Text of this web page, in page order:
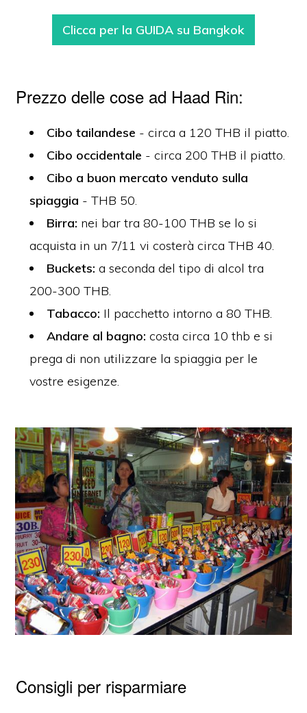
Clicca per la GUIDA su Bangkok
Prezzo delle cose ad Haad Rin:
Cibo tailandese - circa a 120 THB il piatto.
Cibo occidentale - circa 200 THB il piatto.
Cibo a buon mercato venduto sulla
spiaggia - THB 50.
Birra: nei bar tra 80-100 THB se lo si
acquista in un 7/11 vi costerà circa THB 40.
Buckets: a seconda del tipo di alcol tra
200-300 THB.
Tabacco: Il pacchetto intorno a 80 THB.
Andare al bagno: costa circa 10 thb e si
prega di non utilizzare la spiaggia per le
vostre esigenze.
Consigli per risparmiare